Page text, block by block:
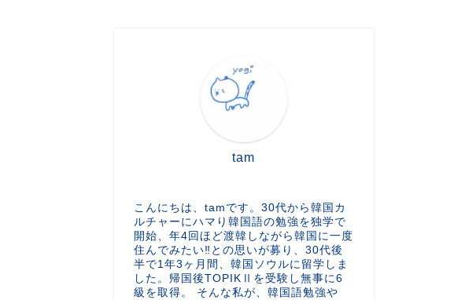
tam
こんにちは、tamです。30代から韓国カ
ルチャーにハマり韓国語の勉強を独学で
開始、年4回ほど渡韓しながら韓国に一度
住んでみたい‼︎との思いが募り、30代後
半で1年3ヶ月間、韓国ソウルに留学しま
した。帰国後TOPIKⅡを受験し無事に6
級を取得。 そんな私が、韓国語勉強や